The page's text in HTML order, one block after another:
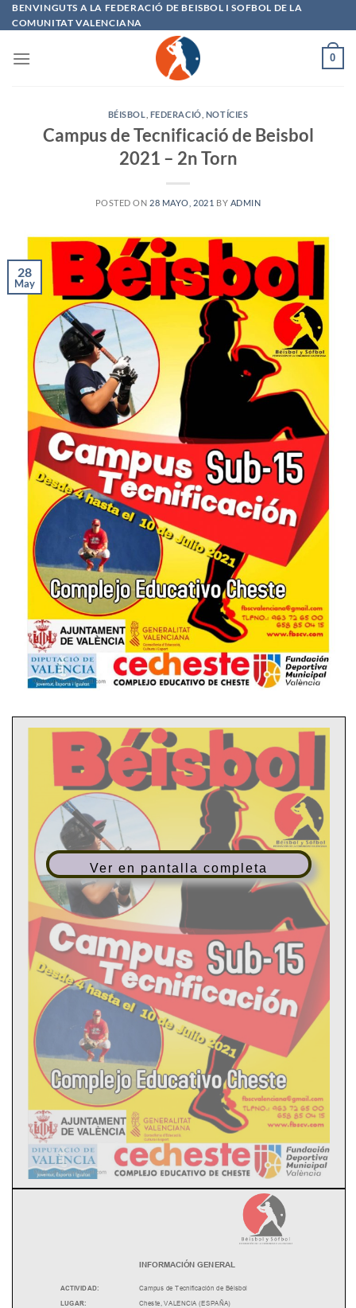
Saltar
al
BENVINGUTS A LA FEDERACIÓ DE BEISBOL I SOFBOL DE LA
COMUNITAT VALENCIANA
0
BÉISBOL FEDERACIÓ NOTÍCIES
Campus de Tecnificació de Beisbol
2021 – 2n Torn
POSTED ON 28 MAYO, 2021 BY ADMIN
28
May
Ver en pantalla completa